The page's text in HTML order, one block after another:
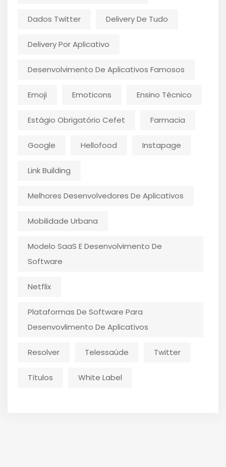
Dados Twitter Delivery De Tudo
Delivery Por Aplicativo
Desenvolvimento De Aplicativos Famosos
Emoji Emoticons Ensino Técnico
Estágio Obrigatório Cefet Farmacia
Google Hellofood Instapage
Link Building
Melhores Desenvolvedores De Aplicativos
Mobilidade Urbana
Modelo SaaS E Desenvolvimento De
Software
Netflix
Plataformas De Software Para
Desenvovlimento De Aplicativos
Resolver Telessaúde Twitter
Títulos White Label